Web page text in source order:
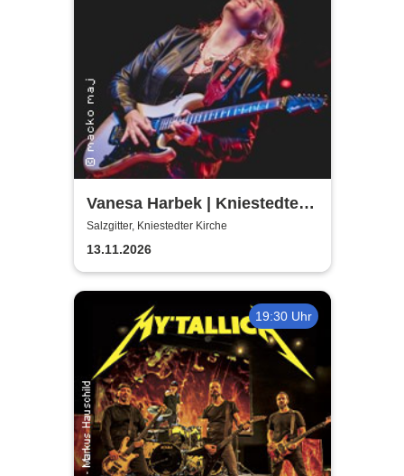
Vanesa Harbek | Kniestedter
Kirche
Salzgitter, Kniestedter Kirche
13.11.2026
19:30 Uhr